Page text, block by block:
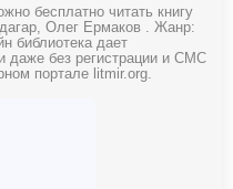
бесплатно читать книгу
Олег Ермаков . Жанр:
библиотека дает
даже без регистрации и СМС
портале litmir.org.